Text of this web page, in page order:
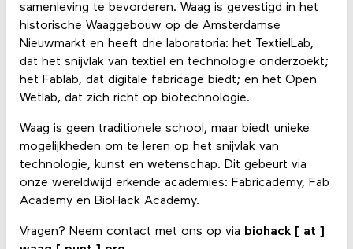
samenleving te bevorderen. Waag is gevestigd in het
historische Waaggebouw op de Amsterdamse
Nieuwmarkt en heeft drie laboratoria: het TextielLab,
dat het snijvlak van textiel en technologie onderzoekt;
het Fablab, dat digitale fabricage biedt; en het Open
Wetlab, dat zich richt op biotechnologie.
Waag is geen traditionele school, maar biedt unieke
mogelijkheden om te leren op het snijvlak van
technologie, kunst en wetenschap. Dit gebeurt via
onze wereldwijd erkende academies: Fabricademy, Fab
Academy en BioHack Academy.
Vragen? Neem contact met ons op via biohack [ at ]